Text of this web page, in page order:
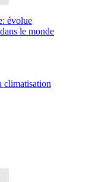
évolue
le monde
climatisation